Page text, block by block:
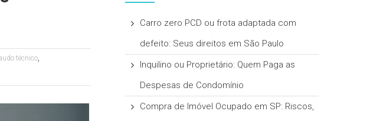
técnico,
Carro zero PCD ou frota adaptada com
defeito: Seus direitos em São Paulo
Inquilino ou Proprietário: Quem Paga as
Despesas de Condomínio
Compra de Imóvel Ocupado em SP: Riscos,